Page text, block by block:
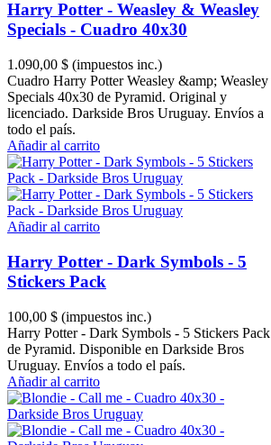
Harry Potter - Weasley & Weasley
Specials - Cuadro 40x30
1.090,00 $ (impuestos inc.)
Cuadro Harry Potter Weasley &amp; Weasley
Specials 40x30 de Pyramid. Original y
licenciado. Darkside Bros Uruguay. Envíos a
todo el país.
Añadir al carrito
Añadir al carrito
Harry Potter - Dark Symbols - 5
Stickers Pack
100,00 $ (impuestos inc.)
Harry Potter - Dark Symbols - 5 Stickers Pack
de Pyramid. Disponible en Darkside Bros
Uruguay. Envíos a todo el país.
Añadir al carrito